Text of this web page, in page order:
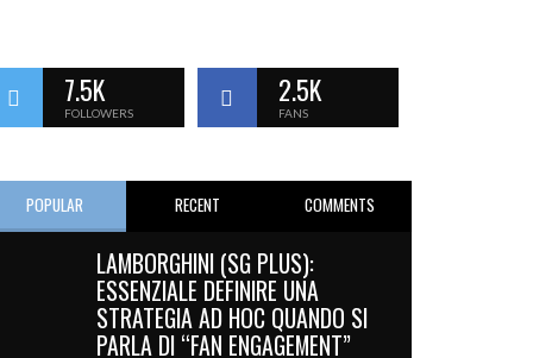
7.5K
FOLLOWERS
2.5K
FANS
POPULAR RECENT COMMENTS
LAMBORGHINI (SG PLUS):
ESSENZIALE DEFINIRE UNA
STRATEGIA AD HOC QUANDO SI
PARLA DI “FAN ENGAGEMENT”